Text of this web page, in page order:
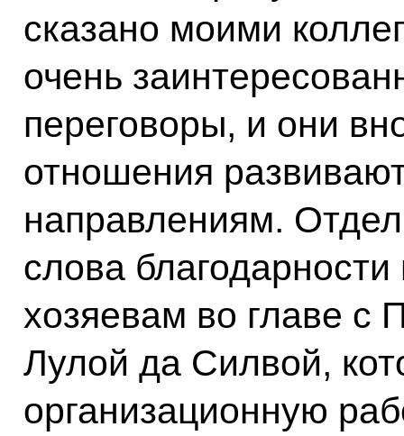
сказано моими
очень
переговоры, и они
отношения
направлениям.
слова
хозяевам во главе с
Лулой да Силвой,
организационную